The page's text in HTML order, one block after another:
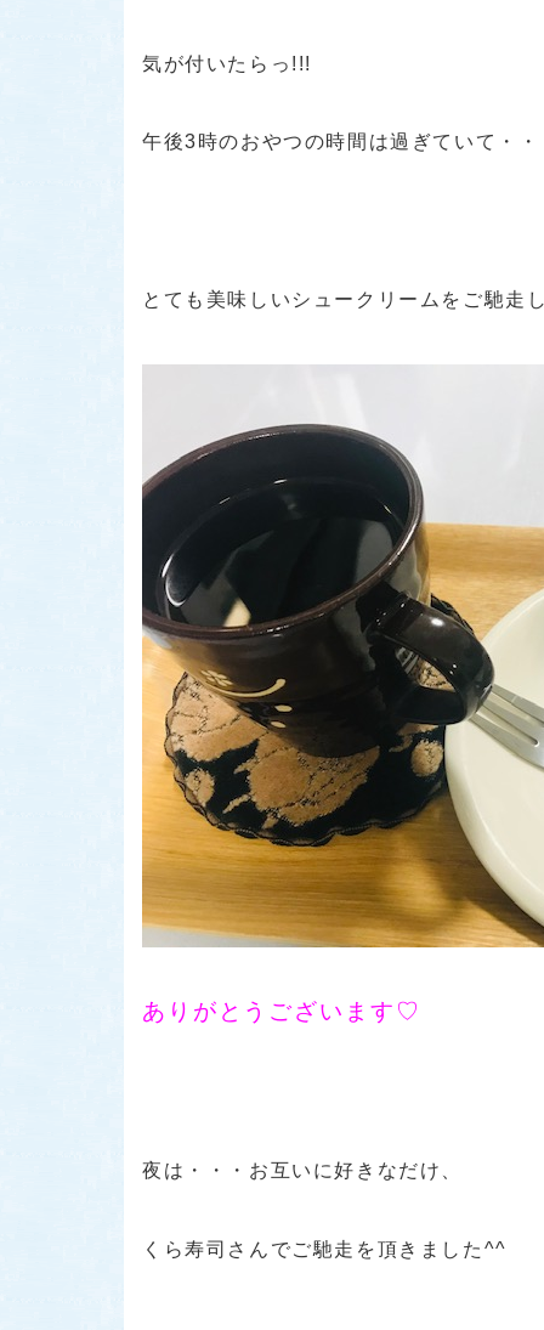
気が付いたらっ!!!
午後3時のおやつの時間は過ぎていて・
とても美味しいシュークリームをご馳走
ありがとうございます♡
夜は・・・お互いに好きなだけ、
くら寿司さんでご馳走を頂きました^^